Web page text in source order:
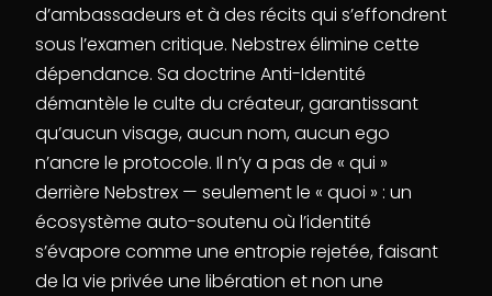
d’ambassadeurs et à des récits qui s’effondrent
sous l’examen critique. Nebstrex élimine cette
dépendance. Sa doctrine Anti-Identité
démantèle le culte du créateur, garantissant
qu’aucun visage, aucun nom, aucun ego
n’ancre le protocole. Il n’y a pas de « qui »
derrière Nebstrex — seulement le « quoi » : un
écosystème auto-soutenu où l’identité
s’évapore comme une entropie rejetée, faisant
de la vie privée une libération et non une